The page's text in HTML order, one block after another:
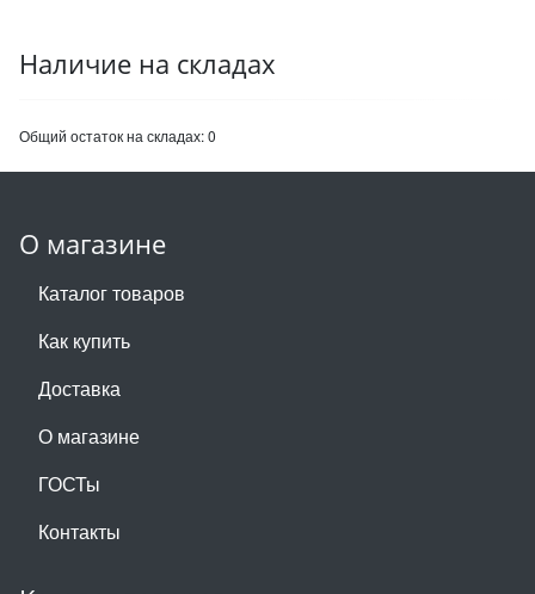
Наличие на складах
Общий остаток на складах:0
О магазине
Каталог товаров
Как купить
Доставка
О магазине
ГОСТы
Контакты